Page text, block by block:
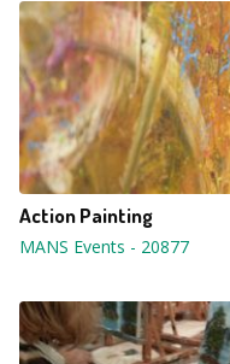
Action Painting
MANS Events - 20877